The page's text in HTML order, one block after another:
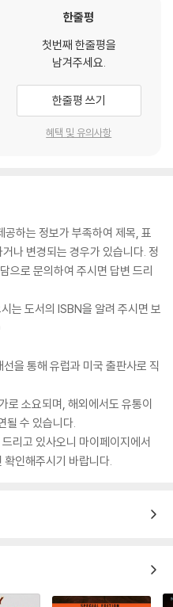
한줄평
첫번째 한줄평을
남겨주세요.
한줄평 쓰기
혜택 및 유의사항
하는 정보가 부족하여 제목, 표
나 변경되는 경우가 있습니다. 정
으로 문의하여 주시면 답변 드리
는 도서의 ISBN을 알려 주시면 보
을 통해 유럽과 미국 출판사로 직
로 소요되며, 해외에서도 유통이
될 수 있습니다.
리고 있사오니 마이페이지에서
인해주시기 바랍니다.